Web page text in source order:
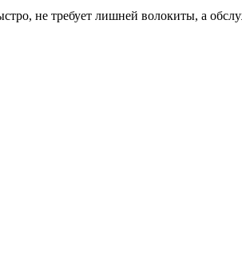
не требует лишней волокиты, а